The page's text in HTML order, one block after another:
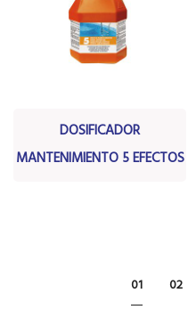
DOSIFICADOR
MANTENIMIENTO 5 EFECTOS
01 02